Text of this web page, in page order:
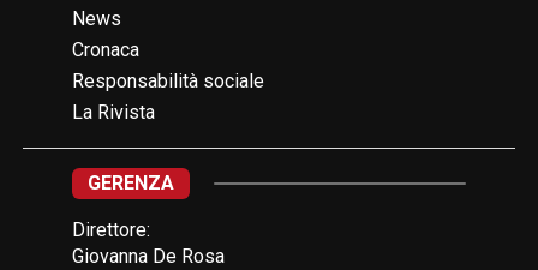
News
Cronaca
Responsabilità sociale
La Rivista
GERENZA
Direttore:
Giovanna De Rosa